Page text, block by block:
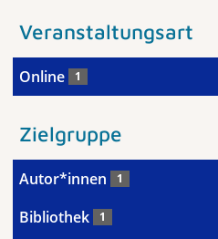
Veranstaltungsart
Online 1
Zielgruppe
Autor*innen 1
Bibliothek 1